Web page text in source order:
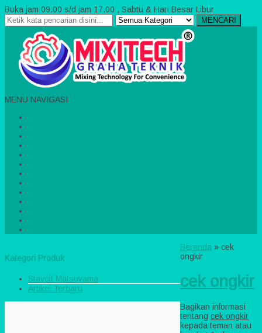
Buka jam 09.00 s/d jam 17.00 , Sabtu & Hari Besar Libur
MENCARI
MENU NAVIGASI
Kategori Produk
Stavolt Matsuyama
Artikel Terbaru
Beranda » cek
ongkir
cek ongkir
Bagikan informasi
tentang cek ongkir
kepada teman atau